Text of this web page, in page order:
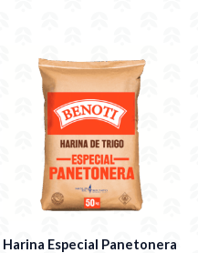
Harina Especial Panetonera